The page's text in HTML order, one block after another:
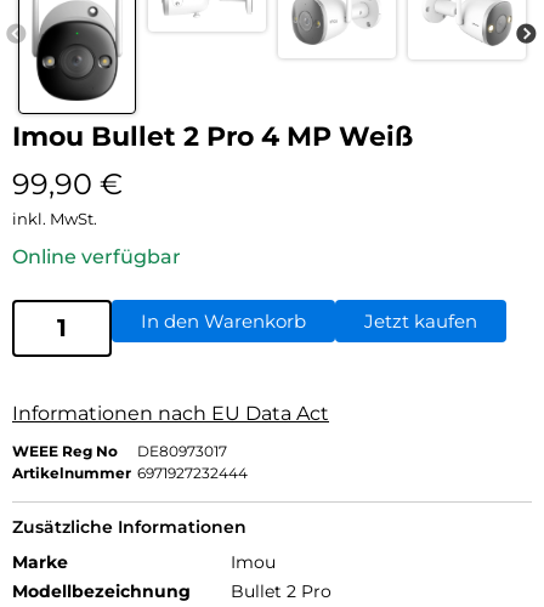
Imou Bullet 2 Pro 4 MP Weiß
99,90 €
inkl. MwSt.
Online verfügbar
In den Warenkorb Jetzt kaufen
Informationen nach EU Data Act
WEEE Reg No
DE80973017
Artikelnummer 6971927232444
Zusätzliche Informationen
Marke
Imou
Modellbezeichnung
Bullet 2 Pro